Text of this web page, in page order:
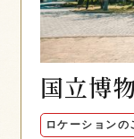
国立博
ロケーションの